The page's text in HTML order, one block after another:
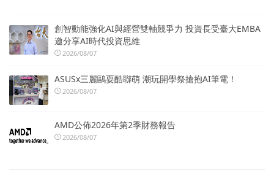
創智動能強化AI與經營雙軸競爭力 投資長受臺大EMBA
邀分享AI時代投資思維
2026/08/07
ASUSx三麗鷗耍酷聯萌 潮玩開學祭搶抱AI筆電！
2026/08/07
AMD公佈2026年第2季財務報告
2026/08/07